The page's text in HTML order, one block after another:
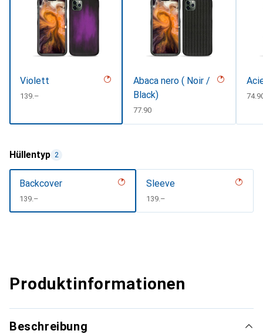
Violett
CHF
139.–
Abaca nero ( Noir /
Black)
CHF
77.90
CHF
Hüllentyp 2
Backcover
CHF
139.–
Sleeve
CHF
139.–
Produktinformationen
Beschreibung